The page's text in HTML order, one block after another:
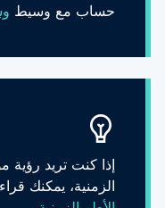
حساب مع وسيط
إذا كنت تريد رؤية
الزمنية، يمكنك